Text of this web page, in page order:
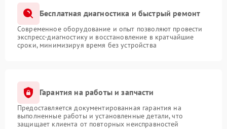
Бесплатная диагностика и быстрый ремонт
Современное оборудование и опыт позволяют провести
экспресс-диагностику и восстановление в кратчайшие
сроки, минимизируя время без устройства
Гарантия на работы и запчасти
Предоставляется документированная гарантия на
выполненные работы и установленные детали, что
защищает клиента от повторных неисправностей